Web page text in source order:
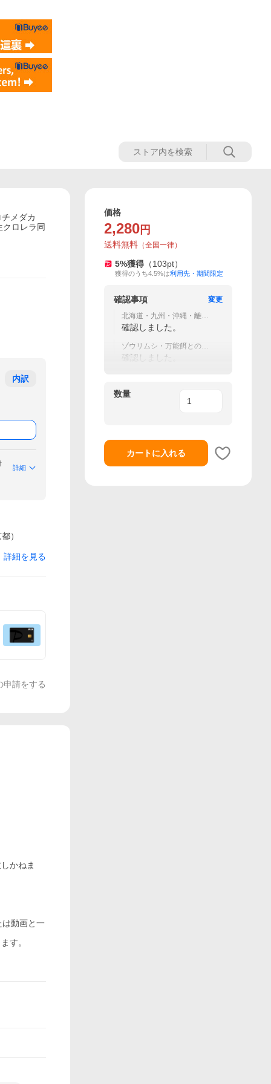
メダカ
ロレラ同
内訳
詳細
）
詳細を見る
申請をする
かねま
は動画と一
す。
価格
2,280 円
送料無料 （全国一律）
5%獲得 （103pt）
獲得のうち4.5%は利用先・期間限定
確認事項
変更
北海道・九州・沖縄・離島
は送料無料対象外となりま
す。
確認しました。
ゾウリムシ・万能餌との同
時購入がおすすめです。
確認しました。
数量
カートに入れる